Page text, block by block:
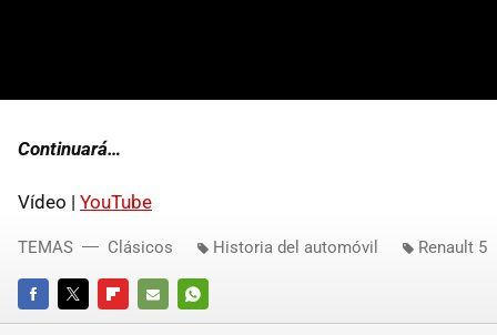
Continuará…
Vídeo | YouTube
FACEBOOKTWITTERFLIPBOARD
E-
WHATSAPP
TEMAS Clásicos Historia del automóvil Renault 5